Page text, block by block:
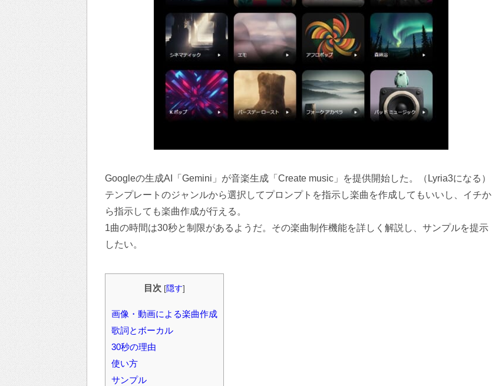
Googleの生成AI「Gemini」が音楽生成「Create music」を提供開始した。（Lyria3になる）
テンプレートのジャンルから選択してプロンプトを指示し楽曲を作成してもいいし、イチか
ら指示しても楽曲作成が行える。
1曲の時間は30秒と制限があるようだ。その楽曲制作機能を詳しく解説し、サンプルを提示
したい。
目次 [隠す]
画像・動画による楽曲作成
歌詞とボーカル
30秒の理由
使い方
サンプル